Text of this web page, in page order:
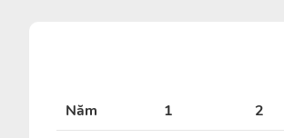
Năm 1 2